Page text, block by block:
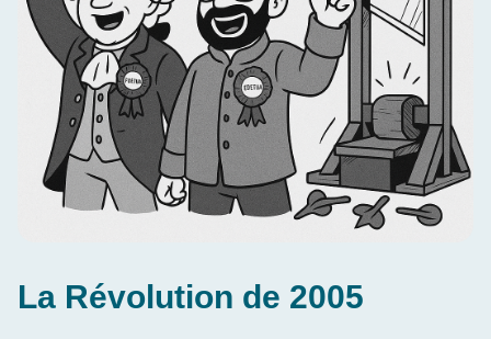
La Révolution de 2005